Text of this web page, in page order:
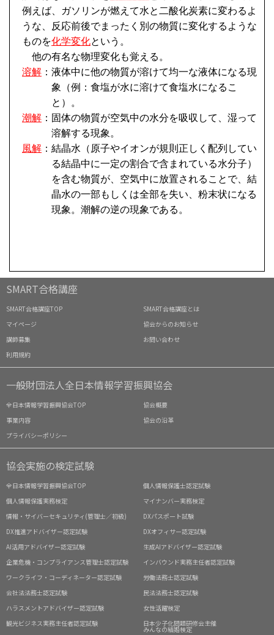
SMART合格講座
SMART合格講座TOP
SMART合格講座とは
マイページ
協会からのお知らせ
講師募集
お問い合わせ
利用規約
一般財団法人全日本情報学習振興協会
全日本情報学習振興協会TOP
協会概要
事業内容
協会の沿革
プライバシーポリシー
協会実施の検定試験
全日本情報学習振興協会TOP
個人情報保護士認定試験
個人情報保護実務検定
マイナンバー実務検定
情報・サイバーセキュリティ(管理士／初級)
DXパスポート試験
DX推進アドバイザー認定試験
DXオフィサー認定試験
AI活用アドバイザー認定試験
生成AIアドバイザー認定試験
企業危機・コンプライアンス管理士認定試験
インバウンド実務主任者認定試験
ワークライフ・コーディネーター認定試験
労働法務士認定試験
会社法法務士認定試験
民法法務士認定試験
ハラスメントアドバイザー認定試験
女性活躍検定
観光ビジネス実務主任者認定試験
日本少子化問題研修会主催
みんなの結婚検定